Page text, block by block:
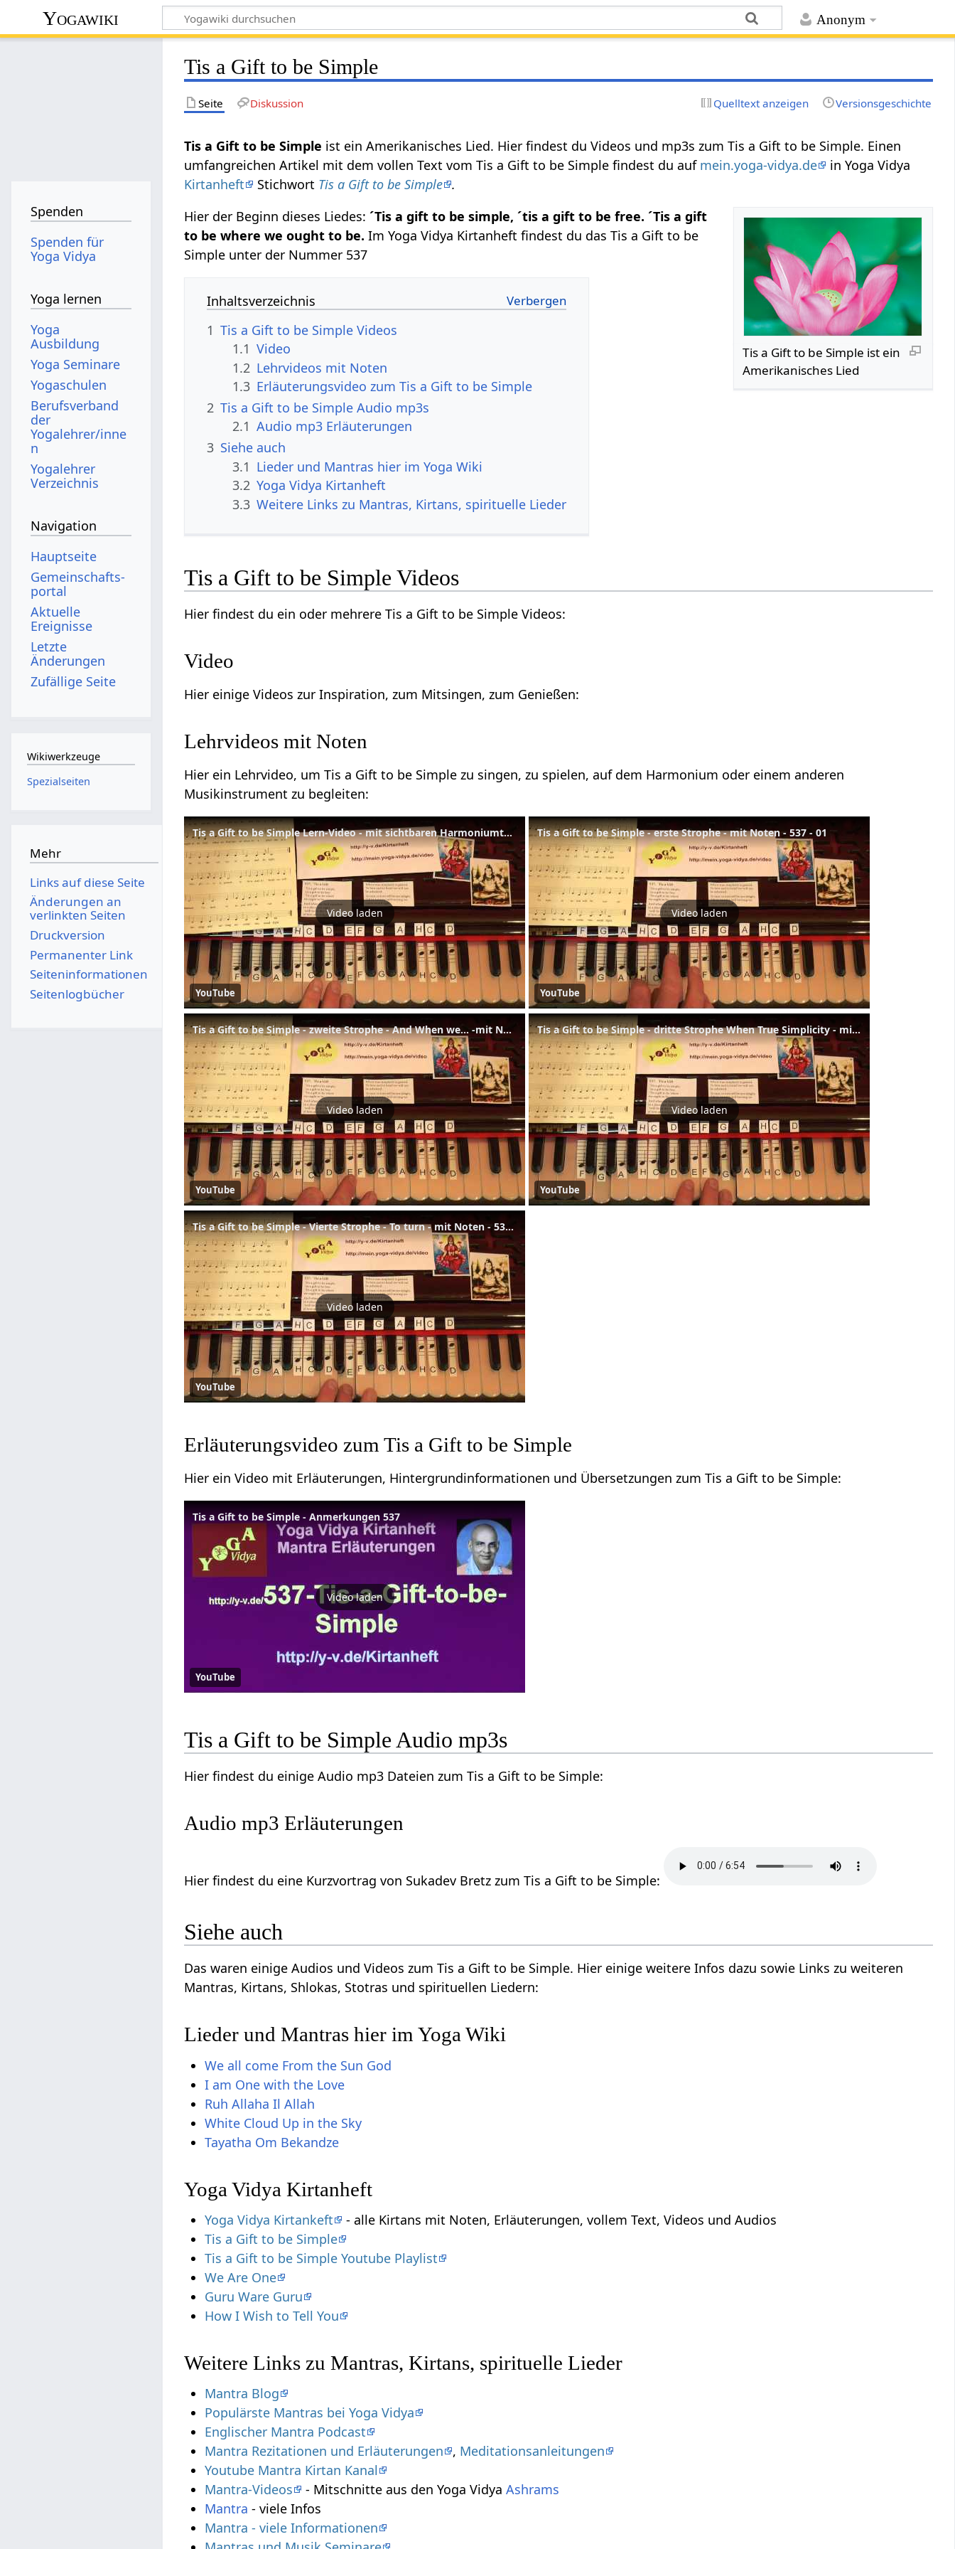
Anonym
Yogawiki
Tis a Gift to be Simple
Seite Diskussion Quelltext anzeigen Versionsgeschichte
Tis a Gift to be Simple ist ein Amerikanisches Lied. Hier findest du Videos und mp3s zum Tis a Gift to be Simple. Einen
umfangreichen Artikel mit dem vollen Text vom Tis a Gift to be Simple findest du auf mein.yoga-vidya.de
in Yoga Vidya
Kirtanheft
Stichwort Tis a Gift to be Simple .
Tis a Gift to be Simple ist ein
Amerikanisches Lied
Hier der Beginn dieses Liedes:´Tis a gift to be simple, ´tis a gift to be free. ´Tis a gift
to be where we ought to be. Im Yoga Vidya Kirtanheft findest du das Tis a Gift to be
Simple unter der Nummer 537
Inhaltsverzeichnis
1 Tis a Gift to be Simple Videos
1.1 Video
1.2 Lehrvideos mit Noten
1.3 Erläuterungsvideo zum Tis a Gift to be Simple
2 Tis a Gift to be Simple Audio mp3s
2.1 Audio mp3 Erläuterungen
3 Siehe auch
3.1 Lieder und Mantras hier im Yoga Wiki
3.2 Yoga Vidya Kirtanheft
3.3 Weitere Links zu Mantras, Kirtans, spirituelle Lieder
Tis a Gift to be Simple Videos
Hier findest du ein oder mehrere Tis a Gift to be Simple Videos:
Video
Hier einige Videos zur Inspiration, zum Mitsingen, zum Genießen:
Lehrvideos mit Noten
Hier ein Lehrvideo, um Tis a Gift to be Simple zu singen, zu spielen, auf dem Harmonium oder einem anderen
Musikinstrument zu begleiten:
Tis a Gift to be Simple Lern-Video - mit sichtbaren Harmoniumtasten und Noten 537
Video laden
YouTube
Tis a Gift to be Simple - erste Strophe - mit Noten - 537 - 01
Video laden
YouTube
Tis a Gift to be Simple - zweite Strophe - And When we... -mit Noten - 537 - 02
Video laden
YouTube
Tis a Gift to be Simple - dritte Strophe When True Simplicity - mit Noten - 537 - 03
Video laden
YouTube
Tis a Gift to be Simple - Vierte Strophe - To turn - mit Noten - 537 - 04
Video laden
YouTube
Erläuterungsvideo zum Tis a Gift to be Simple
Hier ein Video mit Erläuterungen, Hintergrundinformationen und Übersetzungen zum Tis a Gift to be Simple:
Tis a Gift to be Simple - Anmerkungen 537
Video laden
YouTube
Tis a Gift to be Simple Audio mp3s
Hier findest du einige Audio mp3 Dateien zum Tis a Gift to be Simple:
Audio mp3 Erläuterungen
Hier findest du eine Kurzvortrag von Sukadev Bretz zum Tis a Gift to be Simple:
Siehe auch
Das waren einige Audios und Videos zum Tis a Gift to be Simple. Hier einige weitere Infos dazu sowie Links zu weiteren
Mantras, Kirtans, Shlokas, Stotras und spirituellen Liedern:
Lieder und Mantras hier im Yoga Wiki
We all come From the Sun God
I am One with the Love
Ruh Allaha Il Allah
White Cloud Up in the Sky
Tayatha Om Bekandze
Yoga Vidya Kirtanheft
Yoga Vidya Kirtankeft
- alle Kirtans mit Noten, Erläuterungen, vollem Text, Videos und Audios
Tis a Gift to be Simple
Tis a Gift to be Simple Youtube Playlist
We Are One
Guru Ware Guru
How I Wish to Tell You
Weitere Links zu Mantras, Kirtans, spirituelle Lieder
Mantra Blog
Populärste Mantras bei Yoga Vidya
Englischer Mantra Podcast
Mantra Rezitationen und Erläuterungen
, Meditationsanleitungen
Youtube Mantra Kirtan Kanal
Mantra-Videos
- Mitschnitte aus den Yoga VidyaAshrams
Mantra - viele Infos
Mantra - viele Informationen
Spenden
Spenden für
Yoga Vidya
Yoga lernen
Yoga
Ausbildung
Yoga Seminare
Yogaschulen
Berufsverband
der
Yogalehrer/inne
n
Yogalehrer
Verzeichnis
Navigation
Hauptseite
Gemeinschafts­
portal
Aktuelle
Ereignisse
Letzte
Änderungen
Zufällige Seite
Wikiwerkzeuge
Spezialseiten
Mehr
Links auf diese Seite
Änderungen an
verlinkten Seiten
Druckversion
Permanenter Link
Seiten­­informationen
Seitenlogbücher